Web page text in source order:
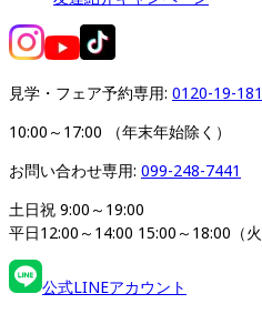
見学・フェア予約専用: 0120-19-
10:00～17:00 （年末年始除く）
お問い合わせ専用: 099-248-7441
土日祝 9:00～19:00
平日12:00～14:00 15:00～18:00（
公式LINEアカウント